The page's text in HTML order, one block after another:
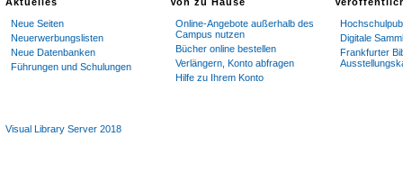
Neue Seiten
Neuerwerbungslisten
Neue Datenbanken
Führungen und Schulungen
Online-Angebote außerhalb des
Campus nutzen
Bücher online bestellen
Verlängern, Konto abfragen
Hilfe zu Ihrem Konto
Digitale
Frankfurter
Visual Library Server 2018